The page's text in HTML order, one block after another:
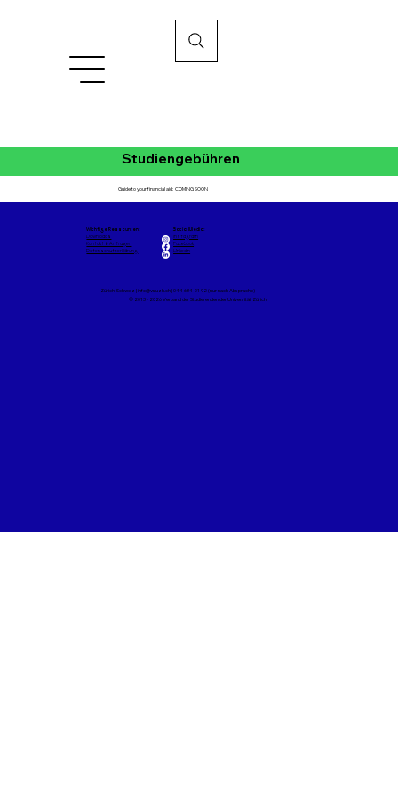
Studiengebühren
Guide to your financial aid: COMING SOON
Zürich, Schweiz |info@vsuzh.ch| 044 634 21 92 (nur nach Absprache)
© 2013 - 2026 Verband der Studierenden der Universität Zürich
Wichtige Ressourcen:
Downloads
Kontakt & Anfragen
Datenschutzerklärung
Social Media​:
Instagram
Facebook
LinkedIn